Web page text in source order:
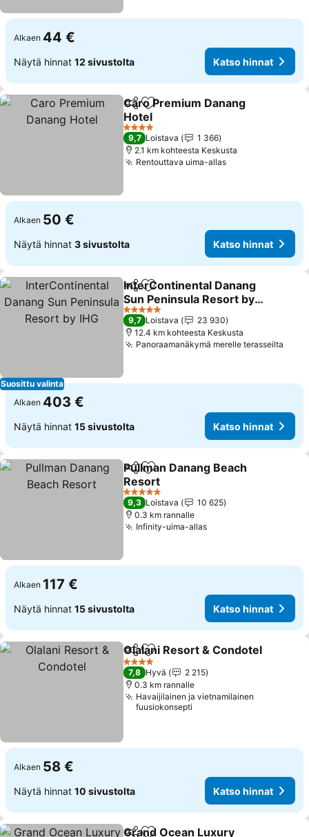
Alkaen 44 €
Näytä hinnat 12 sivustolta Katso hinnat
Jaa Lisää suosikkeihin
Caro Premium Danang
Hotel
4 Tähtiluokitus
9,7 Loistava
1 366
2.1 km kohteesta Keskusta
Rentouttava uima-allas
Alkaen 50 €
Näytä hinnat 3 sivustolta Katso hinnat
Suosittu valinta
Jaa Lisää suosikkeihin
InterContinental Danang
Sun Peninsula Resort by
IHG
5 Tähtiluokitus
9,7 Loistava
23 930
12.4 km kohteesta Keskusta
Panoraamanäkymä merelle terasseilta
Alkaen 403 €
Näytä hinnat 15 sivustolta Katso hinnat
Jaa Lisää suosikkeihin
Pullman Danang Beach
Resort
5 Tähtiluokitus
9,3 Loistava
10 625
0.3 km rannalle
Infinity-uima-allas
Alkaen 117 €
Näytä hinnat 15 sivustolta Katso hinnat
Jaa Lisää suosikkeihin
Olalani Resort & Condotel
4 Tähtiluokitus
7,8 Hyvä
2 215
0.3 km rannalle
Havaijilainen ja vietnamilainen
fuusiokonsepti
Alkaen 58 €
Näytä hinnat 10 sivustolta Katso hinnat
Grand Ocean Luxury